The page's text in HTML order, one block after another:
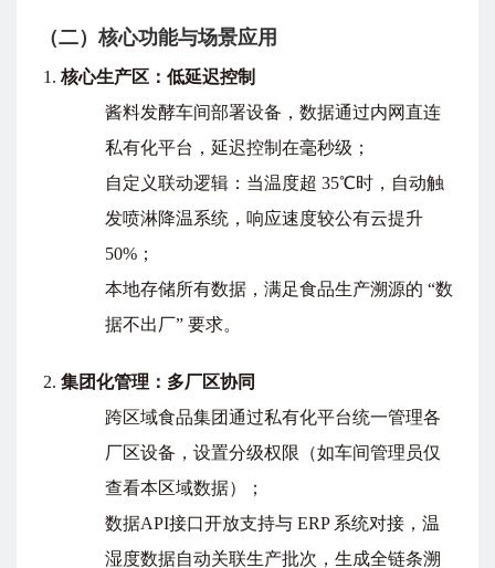
（二）核心功能与场景应用
核心生产区：低延迟控制
酱料发酵车间部署设备，数据通过内网直连
私有化平台，延迟控制在毫秒级；
自定义联动逻辑：当温度超 35℃时，自动触
发喷淋降温系统，响应速度较公有云提升
50%；
本地存储所有数据，满足食品生产溯源的 “数
据不出厂” 要求。
集团化管理：多厂区协同
跨区域食品集团通过私有化平台统一管理各
厂区设备，设置分级权限（如车间管理员仅
查看本区域数据）；
数据API接口开放支持与 ERP 系统对接，温
湿度数据自动关联生产批次，生成全链条溯